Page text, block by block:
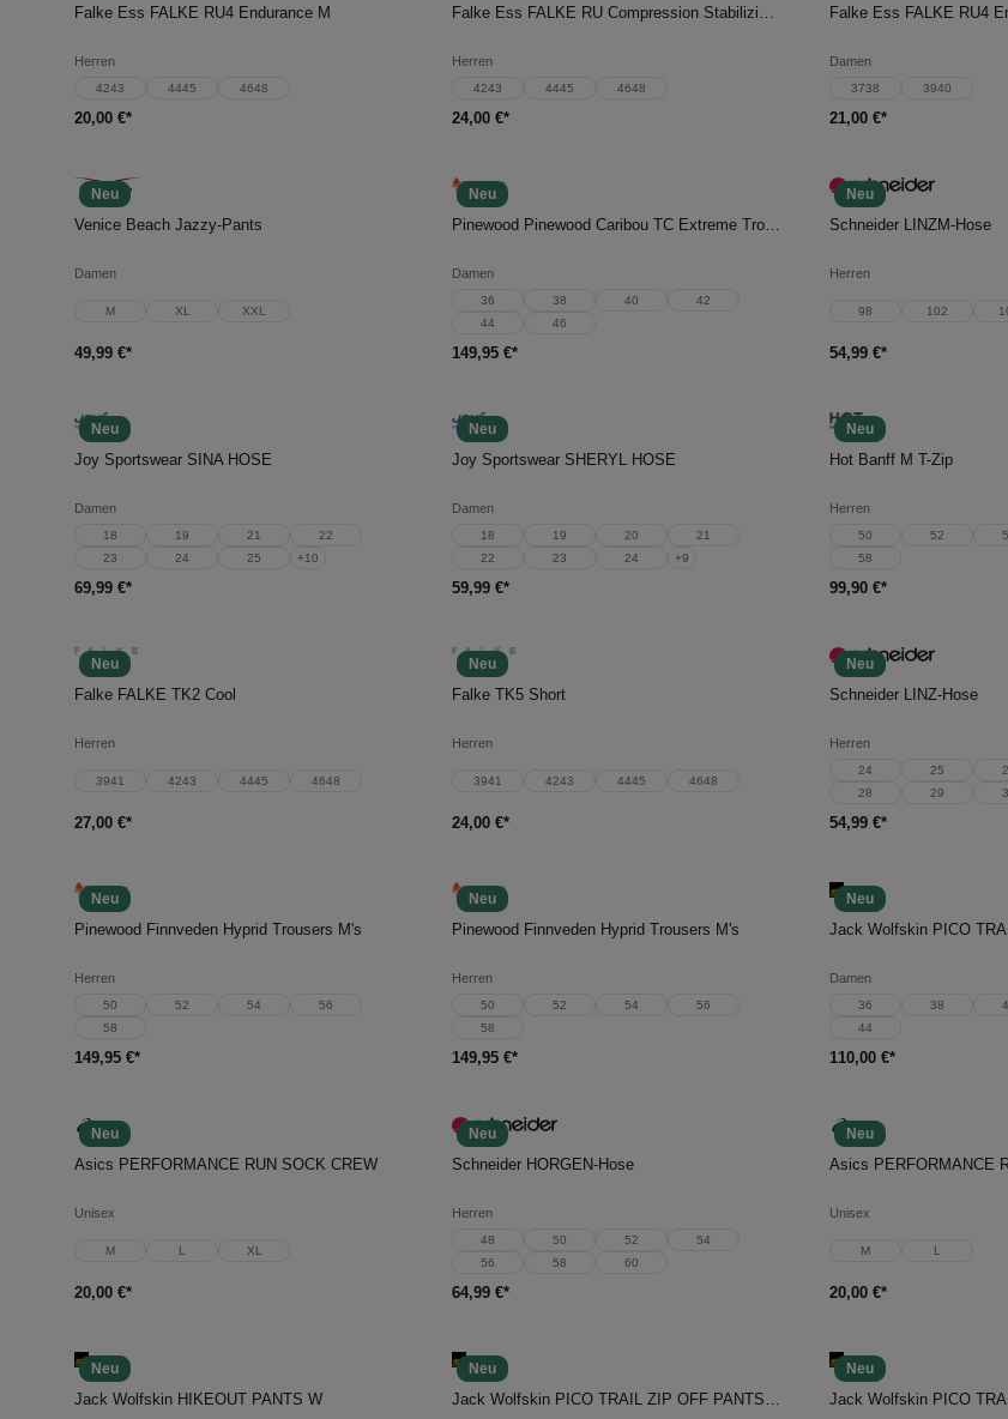
Falke Ess FALKE RU4 Endurance M
Herren
4243 4445 4648
20,00 €*
Herren
4243 4445 4648
24,00 €*
Falke Ess FALKE RU4
Damen
3738 3940
21,00 €*
Neu
In den Warenkorb
Venice Beach Jazzy-Pants
Damen
M XL XXL
49,99 €*
Neu
In den Warenkorb
Damen
36 38 40
42
44
46
149,95 €*
Neu
In den
Schneider LINZM-Hose
Herren
98 102
54,99 €*
Neu
In den Warenkorb
Joy Sportswear SINA HOSE
Damen
18 19 21
22
23
24 25 +10
69,99 €*
Neu
In den Warenkorb
Joy Sportswear SHERYL HOSE
Damen
18 19 20
21
22
23 24 +9
59,99 €*
Neu
In den
Hot Banff M T-Zip
Herren
50 52
58
99,90 €*
Neu
In den Warenkorb
Falke FALKE TK2 Cool
Herren
3941 4243 4445 4648
27,00 €*
Neu
In den Warenkorb
Falke TK5 Short
Herren
3941 4243 4445 4648
24,00 €*
Neu
In den
Schneider LINZ-Hose
Herren
24 25
28
29
54,99 €*
Neu
In den Warenkorb
Pinewood Finnveden Hyprid Trousers M's
Herren
50 52 54
56
58
149,95 €*
Neu
In den Warenkorb
Pinewood Finnveden Hyprid Trousers M's
Herren
50 52 54
56
58
149,95 €*
Neu
In den
Damen
36 38
44
110,00 €*
Neu
In den Warenkorb
Asics PERFORMANCE RUN SOCK CREW
Unisex
M L XL
20,00 €*
Neu
In den Warenkorb
Schneider HORGEN-Hose
Herren
48 50 52
54
56
58 60
64,99 €*
Neu
In den
Asics PERFORMANCE
Unisex
M L
20,00 €*
Neu
In den Warenkorb
Jack Wolfskin HIKEOUT PANTS W
Neu
In den Warenkorb
Neu
In den